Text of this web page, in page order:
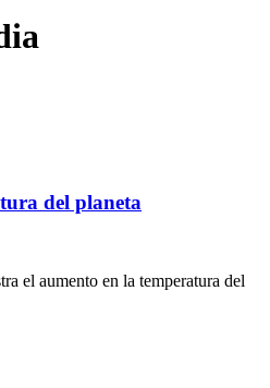
del planeta
el aumento en la temperatura del